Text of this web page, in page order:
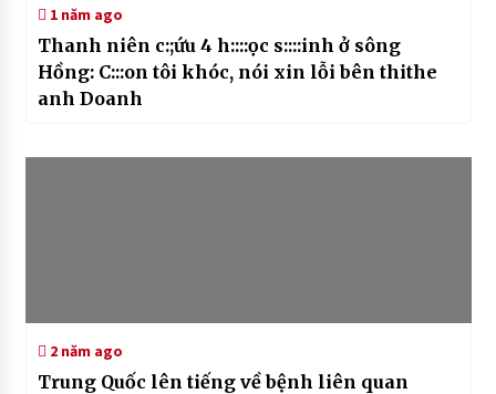
1 năm ago
Thanh niên c:;ứu 4 h::::ọc s::::inh ở sông
Hồng: C:::on tôi khóc, nói xin lỗi bên thithe
anh Doanh
2 năm ago
Trung Quốc lên tiếng về bệnh liên quan